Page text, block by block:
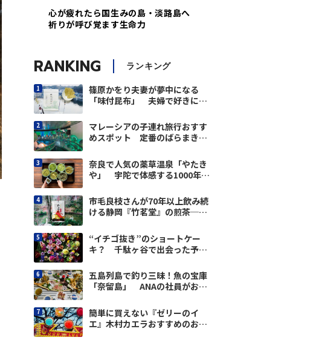
心が疲れたら国生みの島・淡路島へ
祈りが呼び覚ます生命力
RANKING ランキング
篠原かをり夫妻が夢中になる
「味付昆布」 夫婦で好きにな
マレーシアの子連れ旅行おすす
めスポット 定番のばらまき土
奈良で人気の薬草温泉「やたき
や」 宇陀で体感する1000年の
市毛良枝さんが70年以上飲み続
ける静岡『竹茗堂』の煎茶──
“イチゴ抜き”のショートケー
キ？ 千駄ヶ谷で出会った予想
五島列島で釣り三昧！魚の宝庫
「奈留島」 ANAの社員がおす
簡単に買えない『ゼリーのイ
エ』木村カエラおすすめのお取